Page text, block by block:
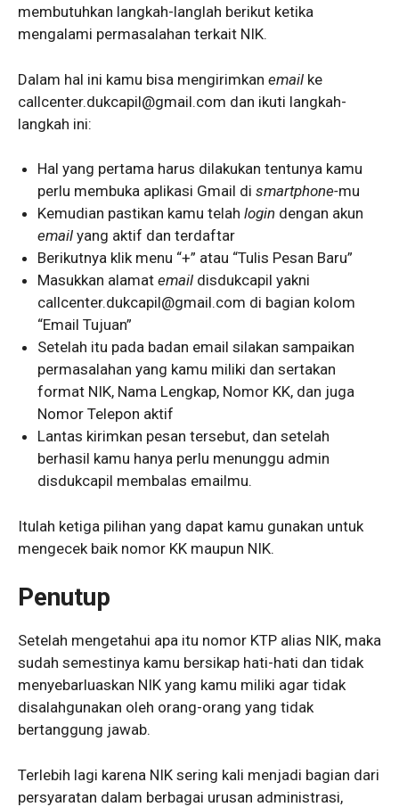
membutuhkan langkah-langlah berikut ketika
mengalami permasalahan terkait NIK.
Dalam hal ini kamu bisa mengirimkan email ke
callcenter.dukcapil@gmail.com dan ikuti langkah-
langkah ini:
Hal yang pertama harus dilakukan tentunya kamu
perlu membuka aplikasi Gmail dismartphone-mu
Kemudian pastikan kamu telahlogin dengan akun
emailyang aktif dan terdaftar
Berikutnya klik menu “+” atau “Tulis Pesan Baru”
Masukkan alamatemail disdukcapil yakni
callcenter.dukcapil@gmail.com di bagian kolom
“Email Tujuan”
Setelah itu pada badan email silakan sampaikan
permasalahan yang kamu miliki dan sertakan
format NIK, Nama Lengkap, Nomor KK, dan juga
Nomor Telepon aktif
Lantas kirimkan pesan tersebut, dan setelah
berhasil kamu hanya perlu menunggu admin
disdukcapil membalas emailmu.
Itulah ketiga pilihan yang dapat kamu gunakan untuk
mengecek baik nomor KK maupun NIK.
Penutup
Setelah mengetahui apa itu nomor KTP alias NIK, maka
sudah semestinya kamu bersikap hati-hati dan tidak
menyebarluaskan NIK yang kamu miliki agar tidak
disalahgunakan oleh orang-orang yang tidak
bertanggung jawab.
Terlebih lagi karena NIK sering kali menjadi bagian dari
persyaratan dalam berbagai urusan administrasi,